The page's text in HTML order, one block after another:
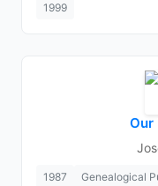
1999
Our
1987 Genealogical